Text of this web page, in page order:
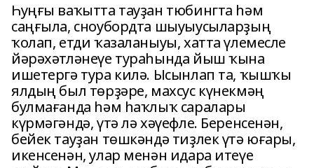
Һуңғы ваҡытта тауҙан тюбингта һәм
саңғыла, сноубордта шыуыусыларҙың
ҡолап, етди ҡазаланыуы, хатта үлемесле
йәрәхәтләнеүе тураһында йыш ҡына
ишетергә тура килә. Ысынлап та, ҡышҡы
ялдың был төрҙәре, махсус күнекмәң
булмағанда һәм һаҡлыҡ саралары
күрмәгәндә, үтә лә хәүефле. Беренсенән,
бейек тауҙан төшкәндә тиҙлек үтә юғары,
икенсенән, улар менән идара итеүе